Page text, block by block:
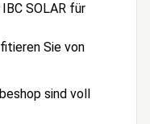
SOLAR für
Sie von
sind voll